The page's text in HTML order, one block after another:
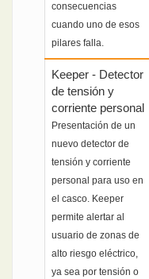
consecuencias
cuando uno de esos
pilares falla.
Keeper - Detector
de tensión y
corriente personal
Presentación de un
nuevo detector de
tensión y corriente
personal para uso en
el casco. Keeper
permite alertar al
usuario de zonas de
alto riesgo eléctrico,
ya sea por tensión o